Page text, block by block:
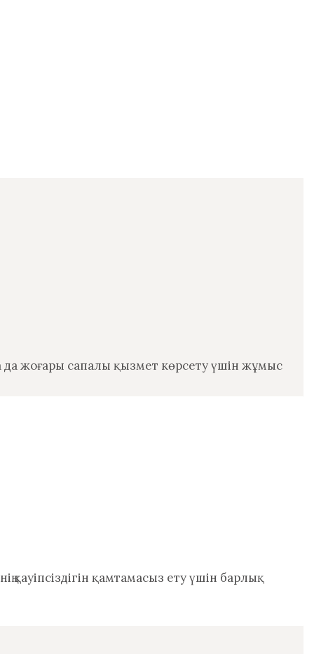
да жоғары сапалы қызмет көрсету үшін жұмыс
қауіпсіздігін қамтамасыз ету үшін барлық